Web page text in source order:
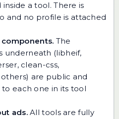
a tool. There is
and no profile is attached
The
underneath (libheif,
clean-css,
are public and
each one in its tool
ads.All tools are fully